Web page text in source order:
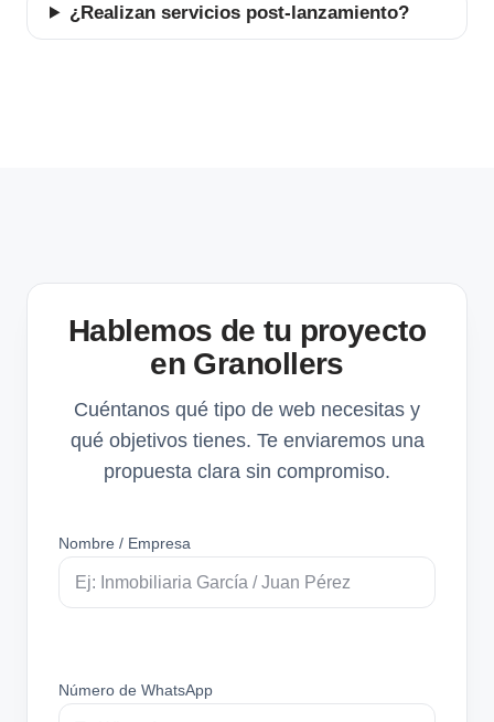
¿Realizan servicios post-lanzamiento?
Hablemos de tu proyecto
en Granollers
Cuéntanos qué tipo de web necesitas y
qué objetivos tienes. Te enviaremos una
propuesta clara sin compromiso.
Nombre / Empresa
Número de WhatsApp